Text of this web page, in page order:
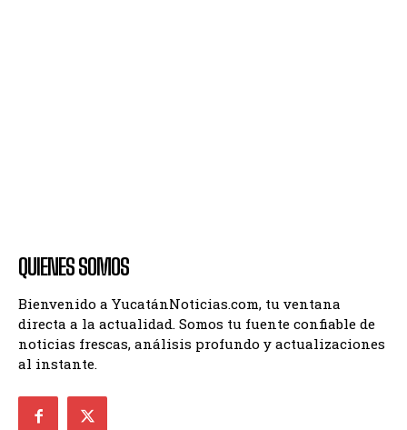
QUIENES SOMOS
Bienvenido a YucatánNoticias.com, tu ventana
directa a la actualidad. Somos tu fuente confiable de
noticias frescas, análisis profundo y actualizaciones
al instante.